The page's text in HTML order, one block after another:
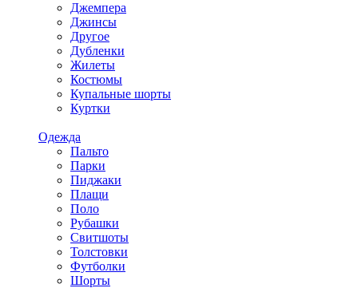
Джемпера
Джинсы
Другое
Дубленки
Жилеты
Костюмы
Купальные шорты
Куртки
Одежда
Пальто
Парки
Пиджаки
Плащи
Поло
Рубашки
Свитшоты
Толстовки
Футболки
Шорты